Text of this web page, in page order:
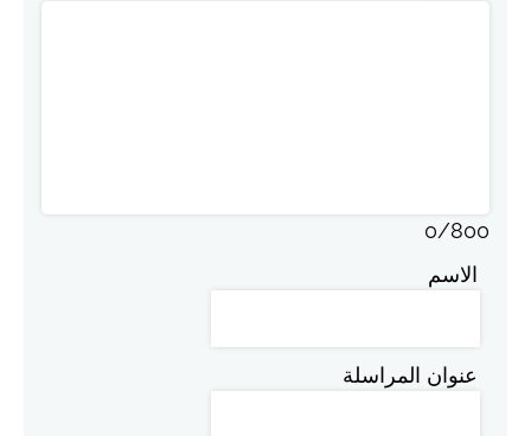
0/800
الاسم
عنوان المراسلة